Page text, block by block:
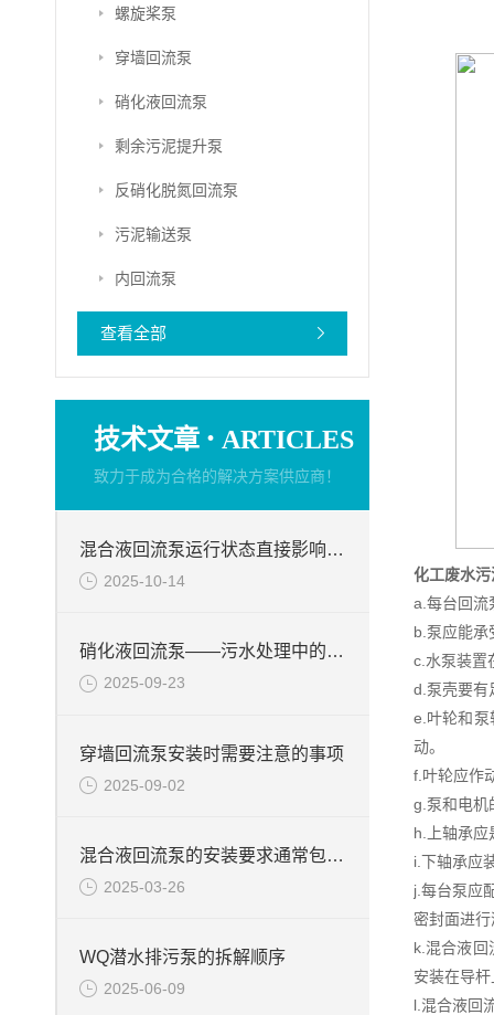
螺旋桨泵
穿墙回流泵
硝化液回流泵
剩余污泥提升泵
反硝化脱氮回流泵
污泥输送泵
内回流泵
查看全部
技术文章 · ARTICLES
致力于成为合格的解决方案供应商！
混合液回流泵运行状态直接影响整个工艺流程的稳定性与效率
2025-10-14
硝化液回流泵——污水处理中的关键角色
2025-09-23
穿墙回流泵安装时需要注意的事项
2025-09-02
混合液回流泵的安装要求通常包括以下几个方面
2025-03-26
WQ潜水排污泵的拆解顺序
2025-06-09
化工废水
a.每台回流
b.泵应能承
c.水泵装置
d.泵壳要有
e.叶轮和泵
动。
f.叶轮应作
g.泵和电机
h.上轴承应
i.下轴承应
j.每台泵应
密封面进
k.混合液回
安装在导
l.混合液回